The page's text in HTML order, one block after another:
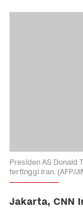
Presiden AS Donald
tertinggi Iran. (AFP/
Jakarta, CNN